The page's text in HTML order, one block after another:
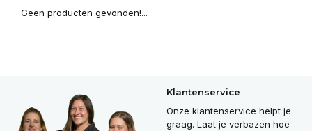
Geen producten gevonden!...
Klantenservice
Onze klantenservice helpt je
graag. Laat je verbazen hoe